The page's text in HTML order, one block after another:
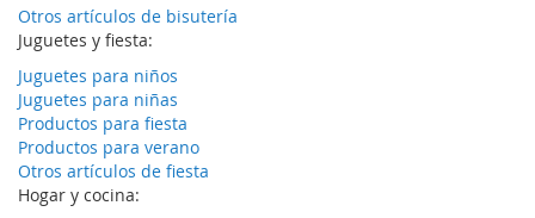
Otros artículos de bisutería
Juguetes y fiesta:
Juguetes para niños
Juguetes para niñas
Productos para fiesta
Productos para verano
Otros artículos de fiesta
Hogar y cocina: